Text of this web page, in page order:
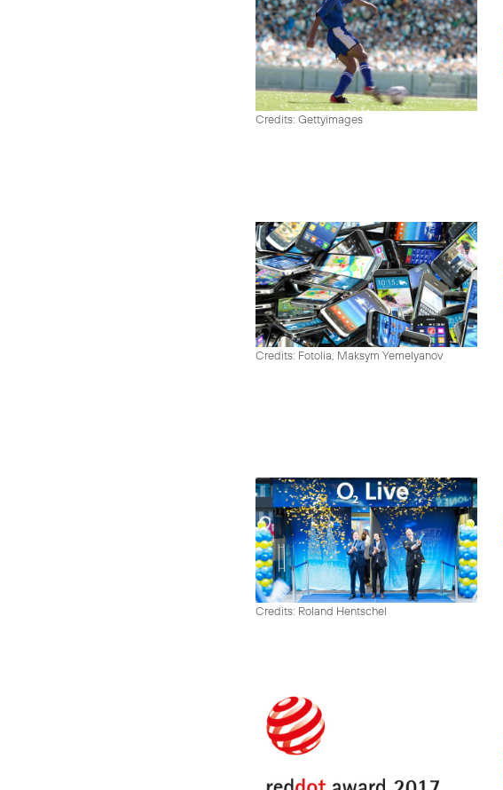
Credits: Gettyimages
Credits: Fotolia, Maksym Yemelyanov
Credits: Roland Hentschel